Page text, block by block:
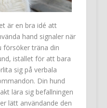
är en bra idé att
hand signaler när
försöker träna din
istället för att bara
sig på verbala
Din hund
lära sig befallningen
lätt användande den